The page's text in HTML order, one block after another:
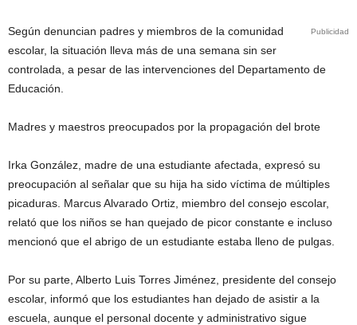
Publicidad
Según denuncian padres y miembros de la comunidad
escolar, la situación lleva más de una semana sin ser
controlada, a pesar de las intervenciones del Departamento de
Educación.
Madres y maestros preocupados por la propagación del brote
Irka González, madre de una estudiante afectada, expresó su
preocupación al señalar que su hija ha sido víctima de múltiples
picaduras. Marcus Alvarado Ortiz, miembro del consejo escolar,
relató que los niños se han quejado de picor constante e incluso
mencionó que el abrigo de un estudiante estaba lleno de pulgas.
Por su parte, Alberto Luis Torres Jiménez, presidente del consejo
escolar, informó que los estudiantes han dejado de asistir a la
escuela, aunque el personal docente y administrativo sigue